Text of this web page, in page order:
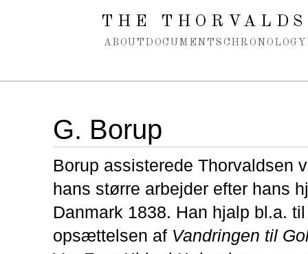
Spring navigation over
THE
ABOUT DOCUMENTS CHRONOLOGY
G. Borup
Borup assisterede Thorvaldsen
hans større arbejder efter hans
Danmark 1838. Han hjalp bl.a.
opsættelsen af Vandringen til